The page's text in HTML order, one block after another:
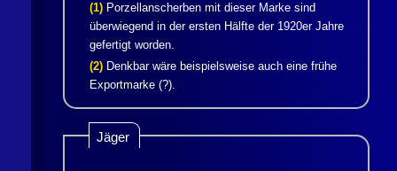
(1) Porzellanscherben mit dieser Marke sind
überwiegend in der ersten Hälfte der 1920er Jahre
gefertigt worden.
(2) Denkbar wäre beispielsweise auch eine frühe
Exportmarke (?).
Jäger